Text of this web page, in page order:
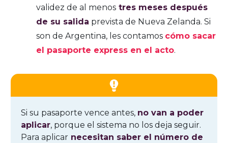
validez de al menos tres meses después
de su salida prevista de Nueva Zelanda. Si
son de Argentina, les contamos cómo sacar
el pasaporte express en el acto.
Si su pasaporte vence antes, no van a poder
aplicar, porque el sistema no los deja seguir.
Para aplicar necesitan saber el número de